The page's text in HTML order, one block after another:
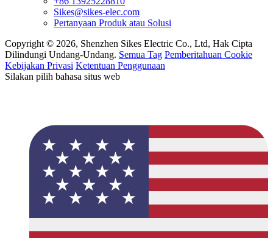
Sikes@sikes-elec.com
Pertanyaan Produk atau Solusi
Copyright © 2026, Shenzhen Sikes Electric Co., Ltd, Hak Cipta
Dilindungi Undang-Undang. Semua Tag Pemberitahuan Cookie
Kebijakan Privasi Ketentuan Penggunaan
Silakan pilih bahasa situs web